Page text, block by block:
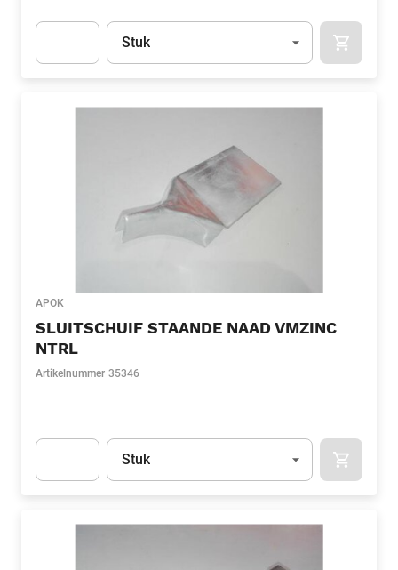
Eenheid
Stuk
APOK
SLUITSCHUIF STAANDE NAAD VMZINC
NTRL
Artikelnummer 35346
Eenheid
Stuk